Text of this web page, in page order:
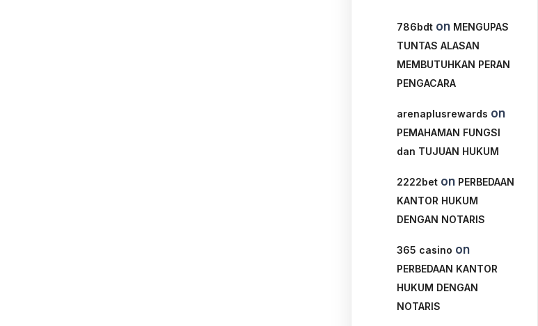
786bdt on MENGUPAS
TUNTAS ALASAN
MEMBUTUHKAN PERAN
PENGACARA
arenaplusrewards on
PEMAHAMAN FUNGSI
dan TUJUAN HUKUM
2222bet on PERBEDAAN
KANTOR HUKUM
DENGAN NOTARIS
365 casino on
PERBEDAAN KANTOR
HUKUM DENGAN
NOTARIS